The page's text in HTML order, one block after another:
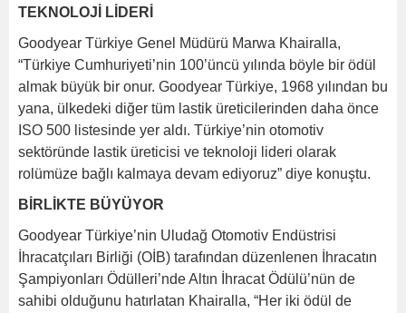
TEKNOLOJİ LİDERİ
Goodyear Türkiye Genel Müdürü Marwa Khairalla,
“Türkiye Cumhuriyeti’nin 100’üncü yılında böyle bir ödül
almak büyük bir onur. Goodyear Türkiye, 1968 yılından bu
yana, ülkedeki diğer tüm lastik üreticilerinden daha önce
ISO 500 listesinde yer aldı. Türkiye’nin otomotiv
sektöründe lastik üreticisi ve teknoloji lideri olarak
rolümüze bağlı kalmaya devam ediyoruz” diye konuştu.
BİRLİKTE BÜYÜYOR
Goodyear Türkiye’nin Uludağ Otomotiv Endüstrisi
İhracatçıları Birliği (OİB) tarafından düzenlenen İhracatın
Şampiyonları Ödülleri’nde Altın İhracat Ödülü’nün de
sahibi olduğunu hatırlatan Khairalla, “Her iki ödül de